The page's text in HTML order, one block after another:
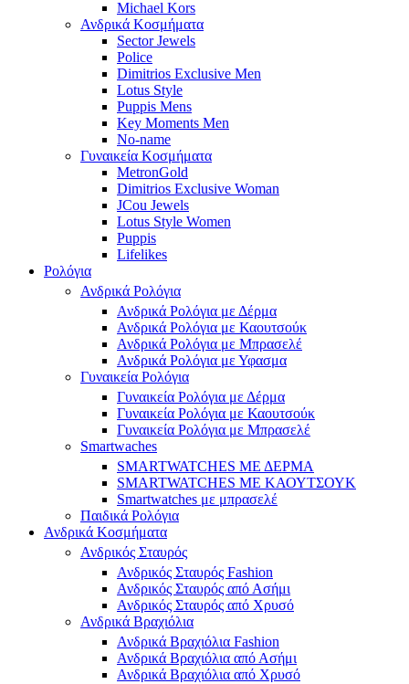
Michael Kors
Ανδρικά Κοσμήματα
Sector Jewels
Police
Dimitrios Exclusive Men
Lotus Style
Puppis Mens
Key Moments Men
No-name
Γυναικεία Κοσμήματα
MetronGold
Dimitrios Exclusive Woman
JCou Jewels
Lotus Style Women
Puppis
Lifelikes
Ρολόγια
Ανδρικά Ρολόγια
Ανδρικά Ρολόγια με Δέρμα
Ανδρικά Ρολόγια με Καουτσούκ
Ανδρικά Ρολόγια με Μπρασελέ
Ανδρικά Ρολόγια με Υφασμα
Γυναικεία Ρολόγια
Γυναικεία Ρολόγια με Δέρμα
Γυναικεία Ρολόγια με Καουτσούκ
Γυναικεία Ρολόγια με Μπρασελέ
Smartwaches
SMARTWATCHES ΜΕ ΔΕΡΜΑ
SMARTWATCHES ΜΕ ΚΑΟΥΤΣΟΥΚ
Smartwatches με μπρασελέ
Παιδικά Ρολόγια
Ανδρικά Κοσμήματα
Ανδρικός Σταυρός
Ανδρικός Σταυρός Fashion
Ανδρικός Σταυρός από Ασήμι
Ανδρικός Σταυρός από Χρυσό
Ανδρικά Βραχιόλια
Ανδρικά Βραχιόλια Fashion
Ανδρικά Βραχιόλια από Ασήμι
Ανδρικά Βραχιόλια από Χρυσό